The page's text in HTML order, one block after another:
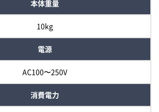
本体重量
10kg
電源
AC100〜250V
消費電力